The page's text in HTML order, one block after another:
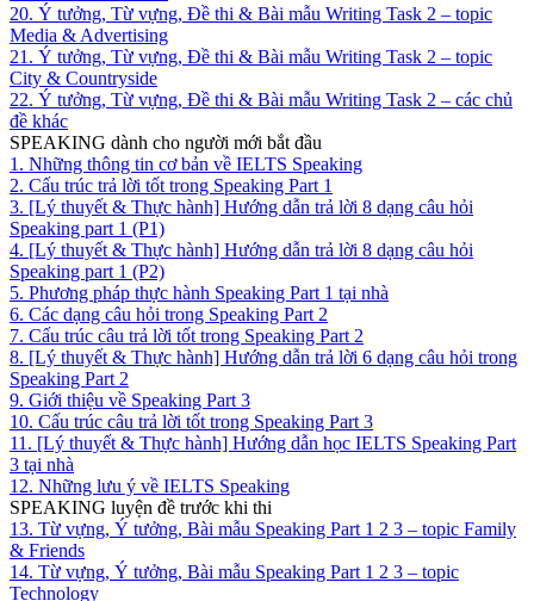
20. Ý tưởng, Từ vựng, Đề thi & Bài mẫu Writing Task 2 – topic
Media & Advertising
21. Ý tưởng, Từ vựng, Đề thi & Bài mẫu Writing Task 2 – topic
City & Countryside
22. Ý tưởng, Từ vựng, Đề thi & Bài mẫu Writing Task 2 – các chủ
đề khác
SPEAKING dành cho người mới bắt đầu
1. Những thông tin cơ bản về IELTS Speaking
2. Cấu trúc trả lời tốt trong Speaking Part 1
3. [Lý thuyết & Thực hành] Hướng dẫn trả lời 8 dạng câu hỏi
Speaking part 1 (P1)
4. [Lý thuyết & Thực hành] Hướng dẫn trả lời 8 dạng câu hỏi
Speaking part 1 (P2)
5. Phương pháp thực hành Speaking Part 1 tại nhà
6. Các dạng câu hỏi trong Speaking Part 2
7. Cấu trúc câu trả lời tốt trong Speaking Part 2
8. [Lý thuyết & Thực hành] Hướng dẫn trả lời 6 dạng câu hỏi trong
Speaking Part 2
9. Giới thiệu về Speaking Part 3
10. Cấu trúc câu trả lời tốt trong Speaking Part 3
11. [Lý thuyết & Thực hành] Hướng dẫn học IELTS Speaking Part
3 tại nhà
12. Những lưu ý về IELTS Speaking
SPEAKING luyện đề trước khi thi
13. Từ vựng, Ý tưởng, Bài mẫu Speaking Part 1 2 3 – topic Family
& Friends
14. Từ vựng, Ý tưởng, Bài mẫu Speaking Part 1 2 3 – topic
Technology